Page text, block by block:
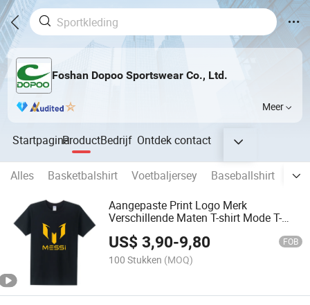
Foshan Dopoo Sportswear Co., Ltd.
Meer
StartpaginaProductBedrijf Ontdekcontact
Alles Basketbalshirt Voetbaljersey Baseballshirt
Aangepaste Print Logo Merk
Verschillende Maten T-shirt Mode T-
US$3,90-9,80 FOB
100 Stukken (MOQ)